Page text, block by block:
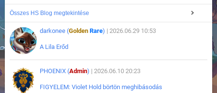
Összes HS Blog megtekintése
darkonee (Golden Rare) | 2026.06.29 10:53
A Lila Erőd
PHOENIX (Admin) | 2026.06.10 20:23
FIGYELEM: Violet Hold börtön meghibásodás